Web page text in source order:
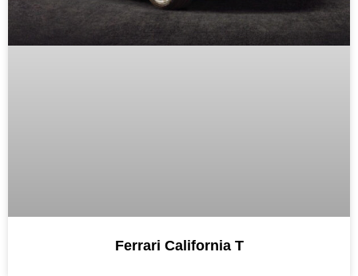
Ferrari California T